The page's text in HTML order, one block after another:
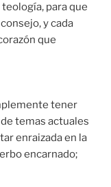
para que
y cada
que
tener
temas actuales
enraizada en la
encarnado;